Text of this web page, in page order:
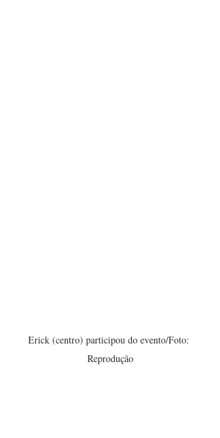
Erick (centro) participou do evento/Foto:
Reprodução